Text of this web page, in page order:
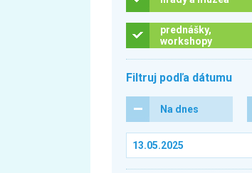
prednášky,
workshopy
Filtruj podľa dátumu
Na dnes